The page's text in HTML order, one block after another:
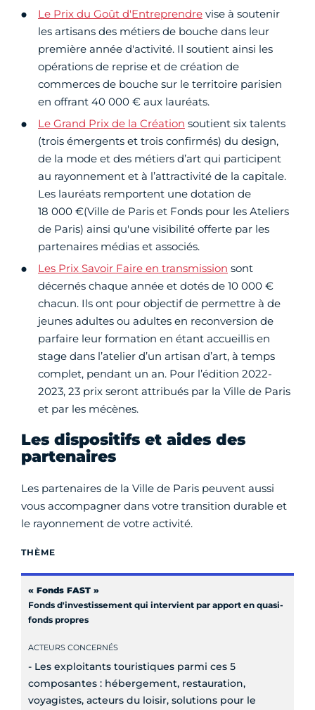
Le Prix du Goût d'Entreprendre vise à soutenir
les artisans des métiers de bouche dans leur
première année d'activité. Il soutient ainsi les
opérations de reprise et de création de
commerces de bouche sur le territoire parisien
en offrant 40 000 € aux lauréats.
Le Grand Prix de la Création soutient six talents
(trois émergents et trois confirmés) du design,
de la mode et des métiers d’art qui participent
au rayonnement et à l’attractivité de la capitale.
Les lauréats remportent une dotation de
18 000 €(Ville de Paris et Fonds pour les Ateliers
de Paris) ainsi qu'une visibilité offerte par les
partenaires médias et associés.
Les Prix Savoir Faire en transmission sont
décernés chaque année et dotés de 10 000 €
chacun. Ils ont pour objectif de permettre à de
jeunes adultes ou adultes en reconversion de
parfaire leur formation en étant accueillis en
stage dans l’atelier d’un artisan d’art, à temps
complet, pendant un an. Pour l’édition 2022-
2023, 23 prix seront attribués par la Ville de Paris
et par les mécènes.
Les dispositifs et aides des
partenaires
Les partenaires de la Ville de Paris peuvent aussi
vous accompagner dans votre transition durable et
le rayonnement de votre activité.
THÈME
« Fonds FAST »
Fonds d'investissement qui intervient par apport en quasi-
fonds propres
ACTEURS CONCERNÉS
- Les exploitants touristiques parmi ces 5
composantes : hébergement, restauration,
voyagistes, acteurs du loisir, solutions pour le